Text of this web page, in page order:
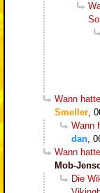
Wann
Smeller,
Wann
dan,
Wann
Mob-
Die